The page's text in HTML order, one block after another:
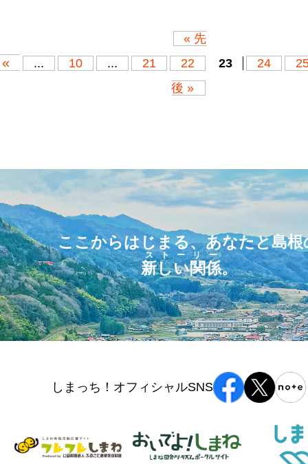
« 先
« ... 10 ... 21 22 23 24
後 »
ここからはじまる、あなたと島根
新しい関係
ストーリー
。
しまっち！オフィシャルSNS